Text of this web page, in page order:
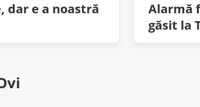
dar e a noastră
Alarmă
găsit la
doar un